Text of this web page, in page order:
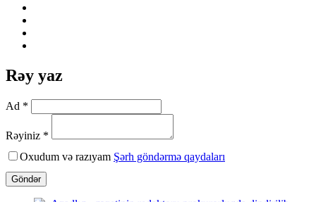
Rəy yaz
Ad *
Rəyiniz *
Oxudum və razıyam Şərh göndərmə qaydaları
Göndər